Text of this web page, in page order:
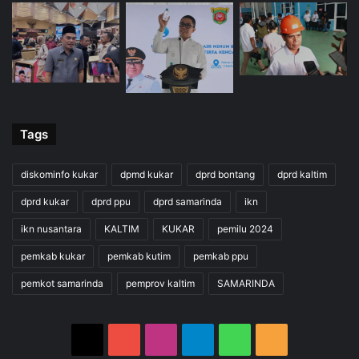
Tags
diskominfo kukar dpmd kukar dprd bontang dprd kaltim
dprd kukar dprd ppu dprd samarinda ikn
ikn nusantara KALTIM KUKAR pemilu 2024
pemkab kukar pemkab kutim pemkab ppu
pemkot samarinda pemprov kaltim SAMARINDA